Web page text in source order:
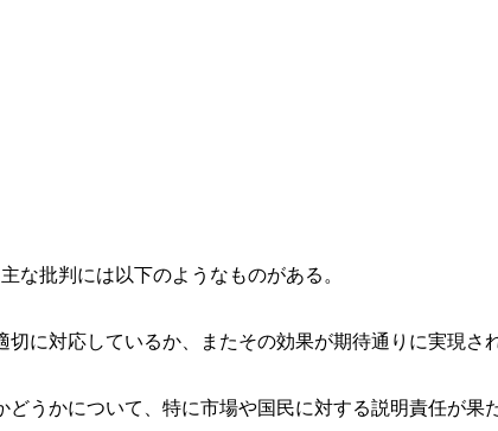
な批判には以下のようなものがある。
切に対応しているか、またその効果が期待通りに実現さ
どうかについて、特に市場や国民に対する説明責任が果